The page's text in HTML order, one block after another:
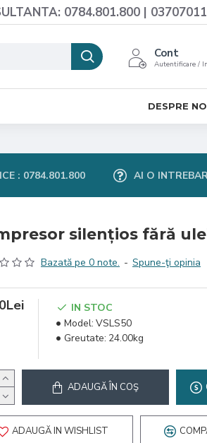
0784.801.800 |
Cont
Autentificare /
DESPRE
: 0784.801.800 AI O
silențios fără
Bazată pe 0 note. - Spune-ţi opinia
IN STOC
Model: VSLS50
Greutate: 24.00kg
ADAUGĂ ÎN COŞ
ADAUGĂ IN WISHLIST